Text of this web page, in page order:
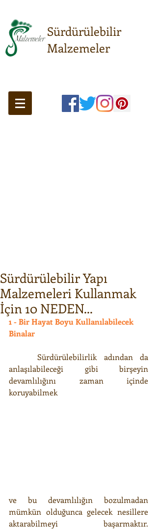
Sürdürülebilir
Malzemeler
Sürdürülebilir Yapı
Malzemeleri Kullanmak
İçin 10 NEDEN...
1 - Bir Hayat Boyu Kullanılabilecek
Binalar
anlaşılabileceği gibi birşeyin
devamlılığını zaman içinde
koruyabilmek
ve bu devamlılığın bozulmadan
mümkün olduğunca gelecek nesillere
aktarabilmeyi başarmaktır.